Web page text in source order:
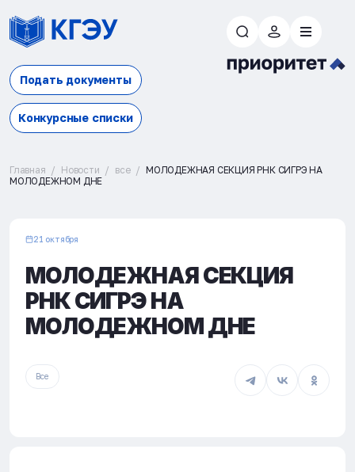
Подать документы
Конкурсные списки
Главная Новости все
МОЛОДЕЖНАЯ СЕКЦИЯ РНК СИГРЭ НА
МОЛОДЕЖНОМ ДНЕ
21 октября
МОЛОДЕЖНАЯ СЕКЦИЯ
РНК СИГРЭ НА
МОЛОДЕЖНОМ ДНЕ
Все